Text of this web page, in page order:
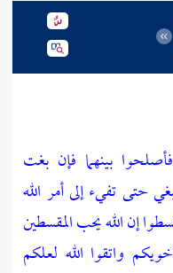
بينهما فإن بغت
حتى تفيء إلى أمر الله
إن الله يحب المقسطين
واتقوا الله لعلكم